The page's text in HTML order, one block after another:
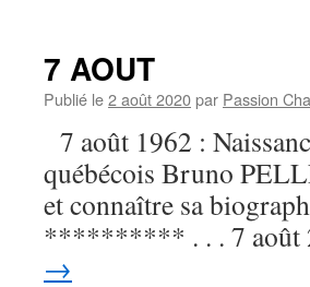
7 AOUT
Publié le2 août 2020par Passion
7 août 1962 :
québécois Bruno
et connaître sa
********** . . . 7 août
→